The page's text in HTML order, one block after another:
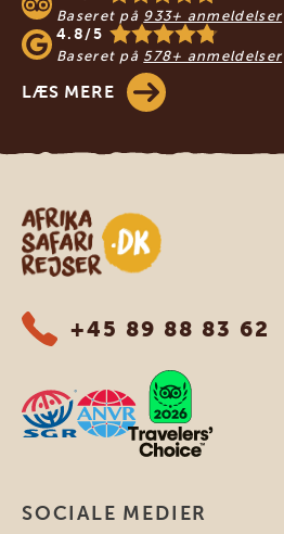
Baseret på 933+ anmeldelser
4.8/5
Baseret på 578+ anmeldelser
LÆS MERE
Safari-rejser i Afrika
+45 89 88 83 62
SOCIALE MEDIER